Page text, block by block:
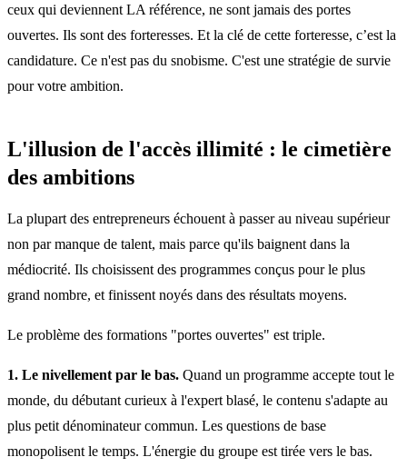
ceux qui deviennent LA référence, ne sont jamais des portes
ouvertes. Ils sont des forteresses. Et la clé de cette forteresse, c’est la
candidature. Ce n'est pas du snobisme. C'est une stratégie de survie
pour votre ambition.
L'illusion de l'accès illimité : le cimetière
des ambitions
La plupart des entrepreneurs échouent à passer au niveau supérieur
non par manque de talent, mais parce qu'ils baignent dans la
médiocrité. Ils choisissent des programmes conçus pour le plus
grand nombre, et finissent noyés dans des résultats moyens.
Le problème des formations "portes ouvertes" est triple.
1. Le nivellement par le bas. Quand un programme accepte tout le
monde, du débutant curieux à l'expert blasé, le contenu s'adapte au
plus petit dénominateur commun. Les questions de base
monopolisent le temps. L'énergie du groupe est tirée vers le bas.